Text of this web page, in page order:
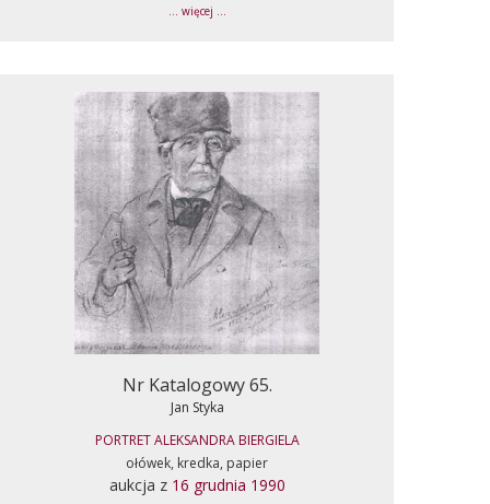
... więcej ...
Nr Katalogowy 65.
Jan Styka
PORTRET ALEKSANDRA BIERGIELA
ołówek, kredka, papier
aukcja z 16 grudnia 1990